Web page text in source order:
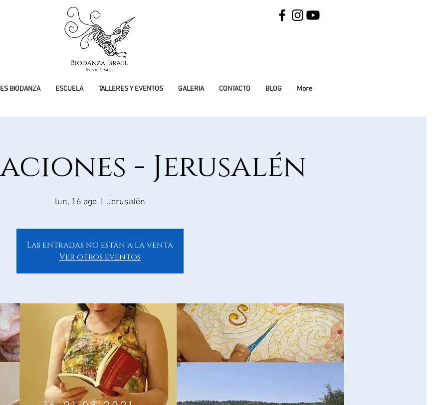
BIODANZA ESCUELA TALLERES Y EVENTOS GALERIA CONTACTO BLOG More
- Jerusalén
lun, 16 ago Jerusalén
Las entradas no están a la venta
Ver otros eventos